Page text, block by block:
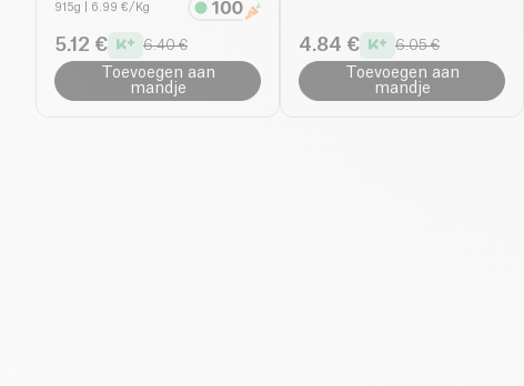
915g | 6.99 €/Kg
5.12 € 6.40 €
Toevoegen aan
mandje
4.84 € 6.05 €
Toevoegen aan
mandje